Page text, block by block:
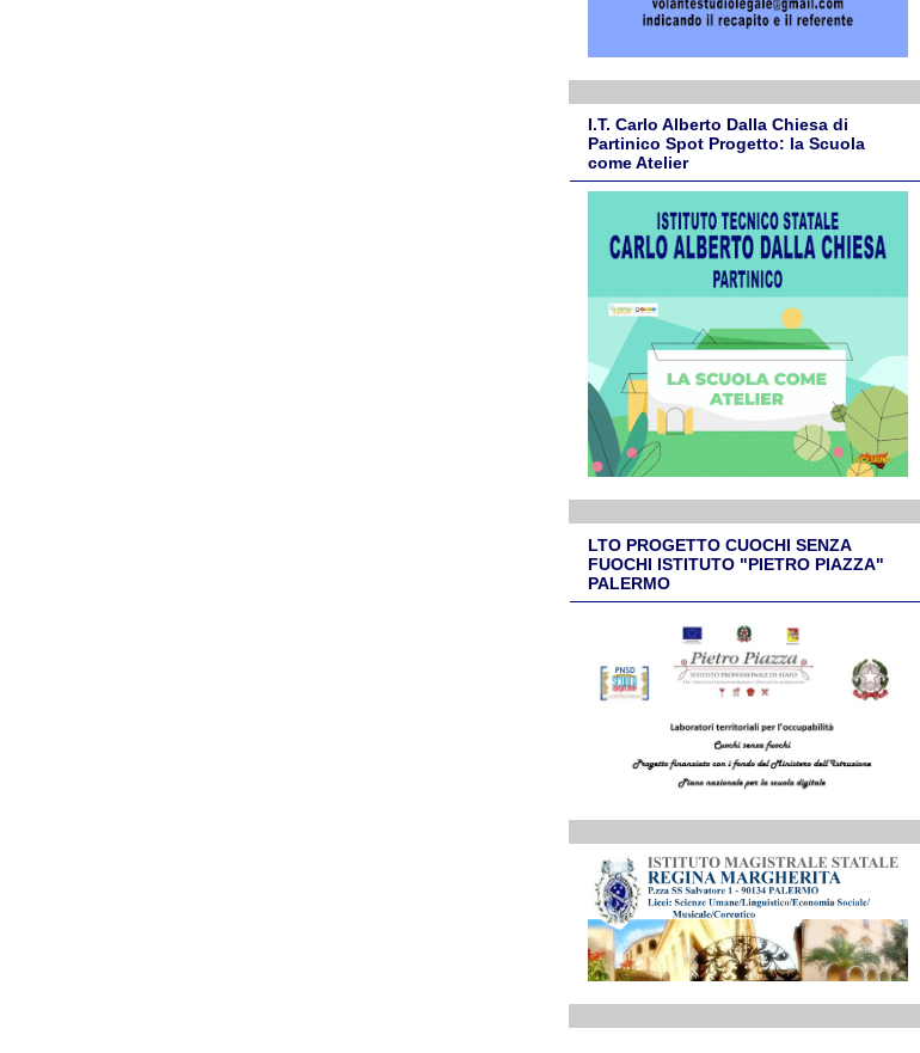
I.T. Carlo Alberto Dalla Chiesa di
Partinico Spot Progetto: la Scuola
come Atelier
LTO PROGETTO CUOCHI SENZA
FUOCHI ISTITUTO "PIETRO PIAZZA"
PALERMO